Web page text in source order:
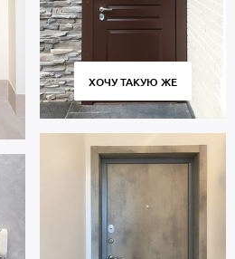
Срок изготовления –
транспортом во все районы
профессиональная установка.
ХОЧУ ТАКУЮ ЖЕ